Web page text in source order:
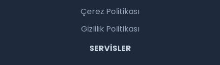
Çerez Politikası
Gizlilik Politikası
SERVISLER